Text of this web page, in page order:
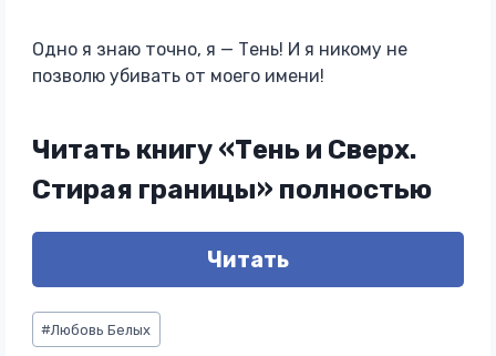
Одно я знаю точно, я — Тень! И я никому не
позволю убивать от моего имени!
Читать книгу «Тень и Сверх.
Стирая границы» полностью
Читать
Метки
записи:
#Любовь Белых